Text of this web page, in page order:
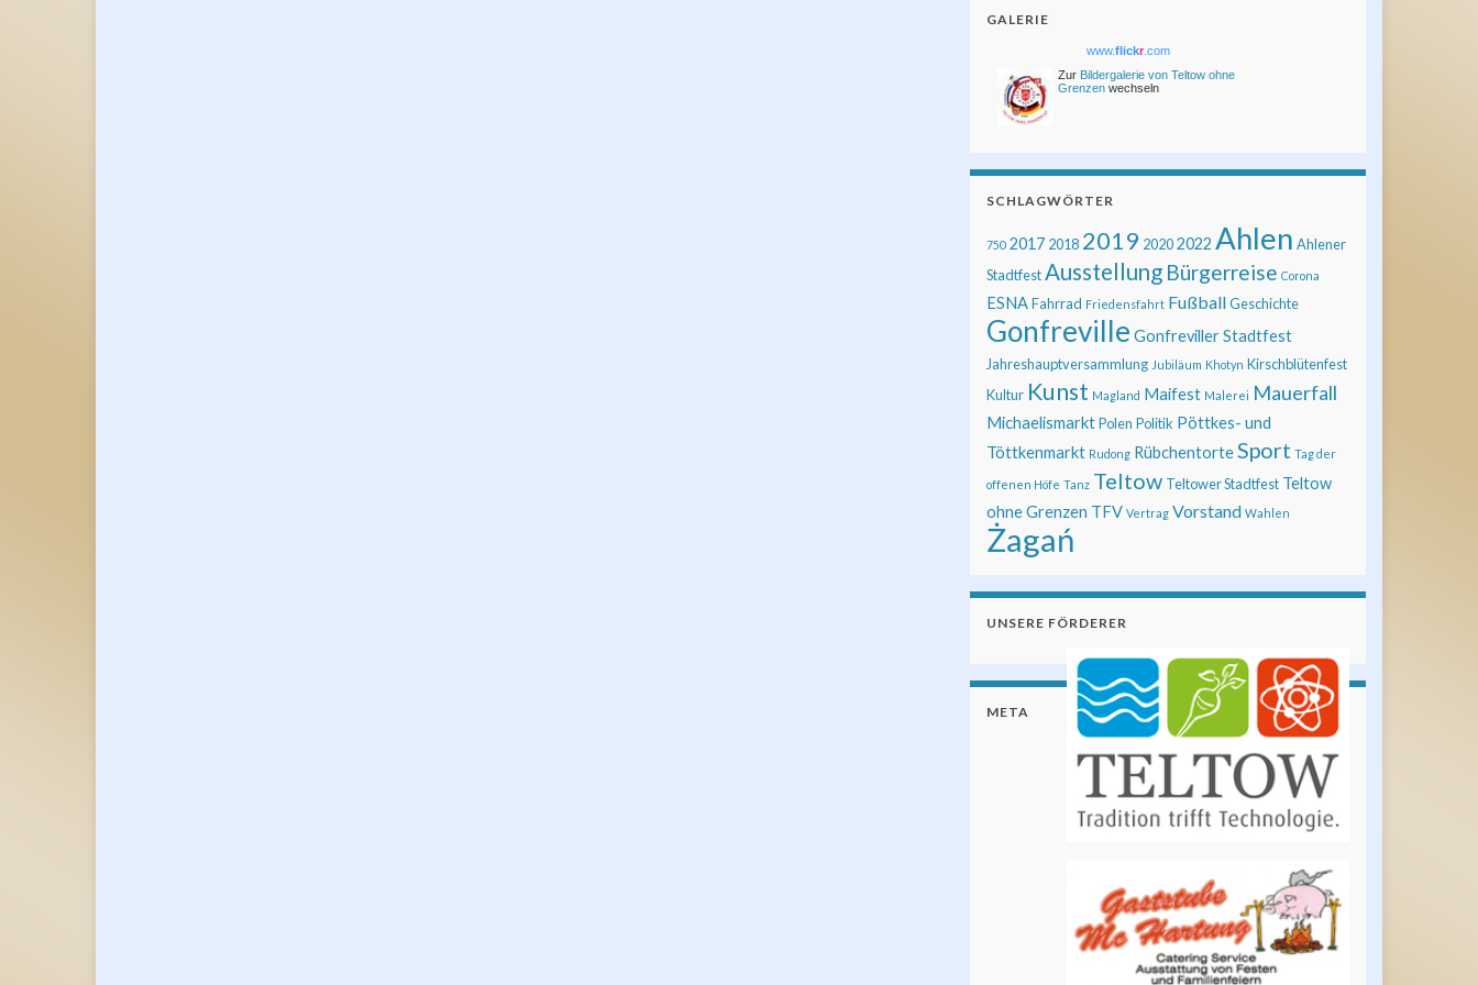
GALERIE
www.flickr.com
Zur Bildergalerie von Teltow ohne
Grenzen wechseln
SCHLAGWÖRTER
750 2017 2018 2019 20202022 Ahlen Ahlener
Stadtfest Ausstellung Bürgerreise Corona
ESNAFahrrad Friedensfahrt FußballGeschichte
Gonfreville Gonfreviller Stadtfest
Jahreshauptversammlung Jubiläum Khotyn Kirschblütenfest
Kultur Kunst Magland Maifest Malerei Mauerfall
MichaelismarktPolen Politik Pöttkes- und
Töttkenmarkt Rudong RübchentorteSport Tag der
offenen Höfe Tanz Teltow Teltower Stadtfest Teltow
ohne Grenzen TFV Vertrag Vorstand Wahlen
Żagań
UNSERE FÖRDERER
META